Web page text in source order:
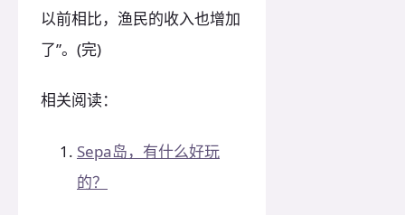
以前相比，渔民的收入也增加
了”。(完)
相关阅读：
Sepa岛，有什么好玩
的？